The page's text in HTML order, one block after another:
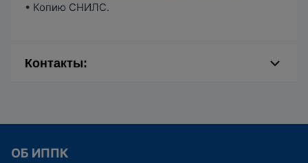
• Копию СНИЛС.
Контакты:
каб. 2023Л
Руководитель программ: Ерохина Елена
ОБ ИППК